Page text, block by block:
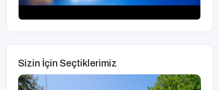
Sizin İçin Seçtiklerimiz